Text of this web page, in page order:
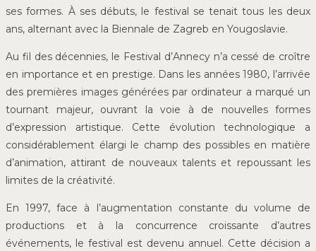
ses formes. À ses débuts, le festival se tenait tous les deux
ans, alternant avec la Biennale de Zagreb en Yougoslavie.
Au fil des décennies, le Festival d’Annecy n’a cessé de croître
en importance et en prestige. Dans les années 1980, l’arrivée
des premières images générées par ordinateur a marqué un
tournant majeur, ouvrant la voie à de nouvelles formes
d’expression artistique. Cette évolution technologique a
considérablement élargi le champ des possibles en matière
d’animation, attirant de nouveaux talents et repoussant les
limites de la créativité.
En 1997, face à l’augmentation constante du volume de
productions et à la concurrence croissante d’autres
événements, le festival est devenu annuel. Cette décision a